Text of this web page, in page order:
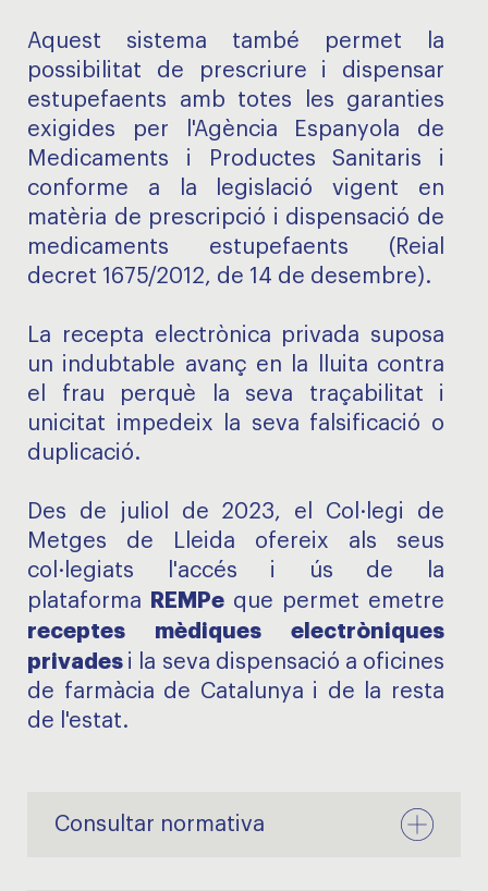
Aquest sistema també permet la
possibilitat de prescriure i dispensar
estupefaents amb totes les garanties
exigides per l'Agència Espanyola de
Medicaments i Productes Sanitaris i
conforme a la legislació vigent en
matèria de prescripció i dispensació de
medicaments estupefaents (Reial
decret 1675/2012, de 14 de desembre).
La recepta electrònica privada suposa
un indubtable avanç en la lluita contra
el frau perquè la seva traçabilitat i
unicitat impedeix la seva falsificació o
duplicació.
Des de juliol de 2023, el Col·legi de
Metges de Lleida ofereix als seus
col·legiats l'accés i ús de la
plataforma
REMPe que permet emetre
receptes mèdiques electròniques
privades i la seva dispensació a oficines
de farmàcia de Catalunya i de la resta
de l'estat.
Consultar normativa